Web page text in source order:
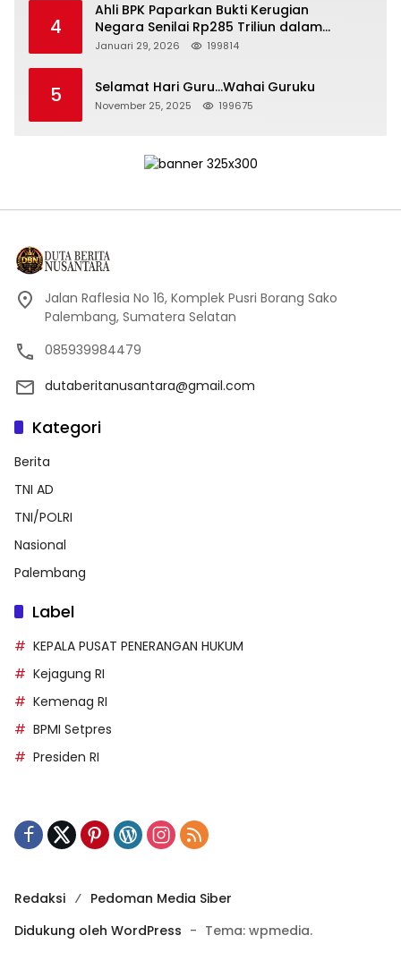
4
Ahli BPK Paparkan Bukti Kerugian
Negara Senilai Rp285 Triliun dalam
Persidangan Korupsi PT Pertamina
Januari 29, 2026 199814
5 Selamat Hari Guru…Wahai Guruku
November 25, 2025 199675
Jalan Raflesia No 16, Komplek Pusri Borang Sako
Palembang, Sumatera Selatan
085939984479
dutaberitanusantara@gmail.com
Kategori
Berita
TNI AD
TNI/POLRI
Nasional
Palembang
Label
KEPALA PUSAT PENERANGAN HUKUM
Kejagung RI
Kemenag RI
BPMI Setpres
Presiden RI
Redaksi
Pedoman Media Siber
Didukung oleh WordPress - Tema: wpmedia.